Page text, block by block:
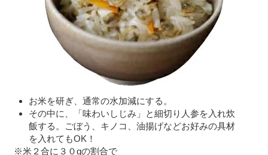
お米を研ぎ、通常の水加減にする。
その中に、「味わいしじみ」と細切り人参を入れ炊
飯する。ごぼう、キノコ、油揚げなどお好みの具材
を入れてもOK！
※米２合に３０gの割合で